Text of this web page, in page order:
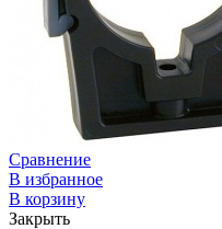
Сравнение
В избранное
В корзину
Закрыть